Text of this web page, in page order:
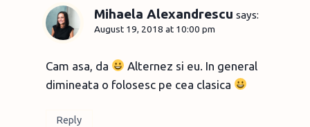
Mihaela Alexandrescu says:
August 19, 2018 at 10:00 pm
Cam asa, da
Alternez si eu. In general
dimineata o folosesc pe cea clasica
Reply